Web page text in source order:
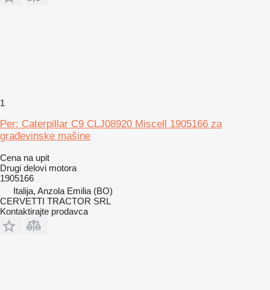
1
Per: Caterpillar C9 CLJ08920 Miscell 1905166 za
građevinske mašine
Cena na upit
Drugi delovi motora
1905166
Italija, Anzola Emilia (BO)
CERVETTI TRACTOR SRL
Kontaktirajte prodavca